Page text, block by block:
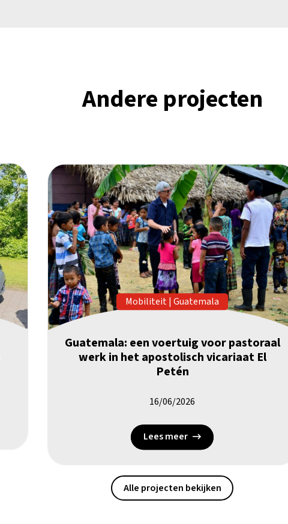
Andere projecten
Mobiliteit| Guatemala
Guatemala: een voertuig voor pastoraal
werk in het apostolisch vicariaat El
Petén
16/06/2026
Lees meer
Alle projecten bekijken